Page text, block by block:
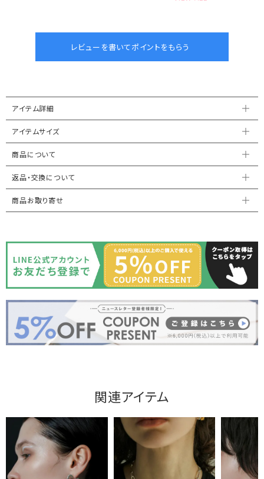
アイテム詳細
アイテムサイズ
商品について
返品・交換について
商品お取り寄せ
関連アイテム